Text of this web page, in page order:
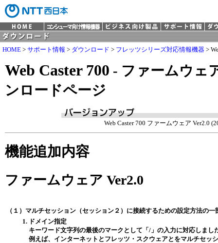
HOME > サポート情報 > ダウンロード > フレッツシリーズ対応情報機器 >
Web Caster 700 - ファームウェ
ンロードページ
Web Caster 700 ファームウェア Ver2.0
機能追加内容
ファームウェア Ver2.0
（１）マルチセッション（セッション２）に接続するための設定方法の一
1. ドメイン指定
キーワード文字列の最後のマークとして「/」の入力に対応しまし
例えば、インターネットとフレッツ・スクウェアとをマルチセッ